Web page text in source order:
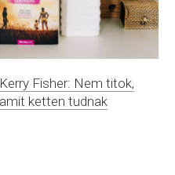
Kerry Fisher: Nem titok,
amit ketten tudnak